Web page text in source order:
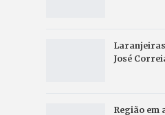
José
Região em